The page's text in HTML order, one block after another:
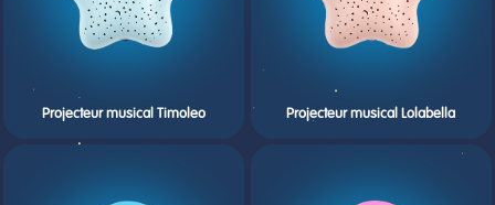
Projecteur musical Timoleo Projecteur musical Lolabella